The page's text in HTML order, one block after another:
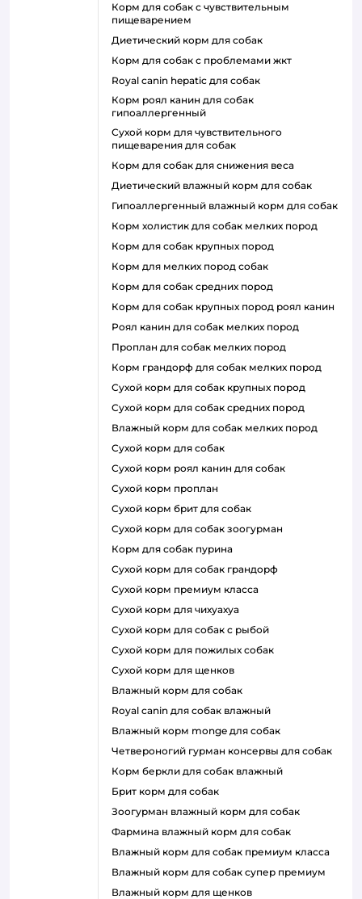
корм для собак с чувствительным
пищеварением
диетический корм для собак
корм для собак с проблемами жкт
royal canin hepatic для собак
корм роял канин для собак
гипоаллергенный
сухой корм для чувствительного
пищеварения для собак
корм для собак для снижения веса
диетический влажный корм для собак
гипоаллергенный влажный корм для собак
корм холистик для собак мелких пород
корм для собак крупных пород
корм для мелких пород собак
корм для собак средних пород
корм для собак крупных пород роял канин
роял канин для собак мелких пород
проплан для собак мелких пород
корм грандорф для собак мелких пород
сухой корм для собак крупных пород
сухой корм для собак средних пород
влажный корм для собак мелких пород
сухой корм для собак
сухой корм роял канин для собак
сухой корм проплан
сухой корм брит для собак
сухой корм для собак зоогурман
корм для собак пурина
сухой корм для собак грандорф
сухой корм премиум класса
сухой корм для чихуахуа
сухой корм для собак с рыбой
сухой корм для пожилых собак
сухой корм для щенков
влажный корм для собак
royal canin для собак влажный
влажный корм monge для собак
четвероногий гурман консервы для собак
корм беркли для собак влажный
брит корм для собак
зоогурман влажный корм для собак
фармина влажный корм для собак
влажный корм для собак премиум класса
влажный корм для собак супер премиум
влажный корм для щенков